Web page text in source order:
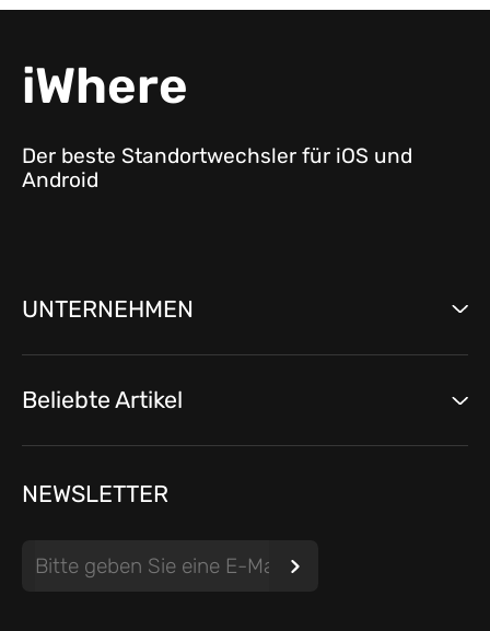
iWhere
Der beste Standortwechsler für iOS und
Android
UNTERNEHMEN
Beliebte Artikel
NEWSLETTER